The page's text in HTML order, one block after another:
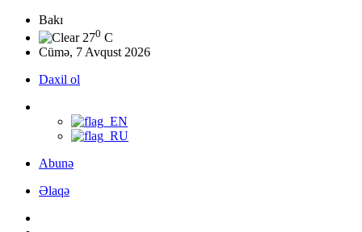
Bakı
270 C
Cümə, 7 Avqust 2026
Daxil ol
Abunə
Əlaqə